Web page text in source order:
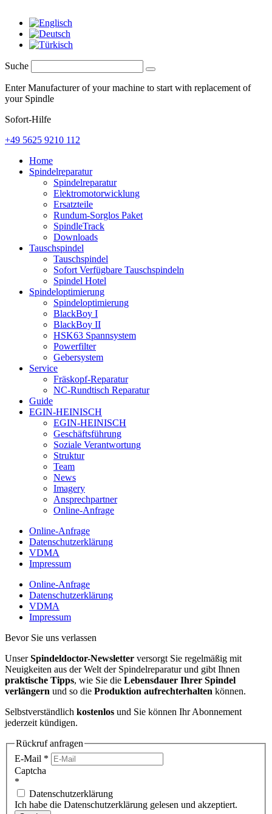
Suche
Enter Manufacturer of your machine to start with replacement of
your Spindle
Sofort-Hilfe
+49 5625 9210 112
Home
Spindelreparatur
Spindelreparatur
Elektromotorwicklung
Ersatzteile
Rundum-Sorglos Paket
SpindleTrack
Downloads
Tauschspindel
Tauschspindel
Sofort Verfügbare Tauschspindeln
Spindel Hotel
Spindeloptimierung
Spindeloptimierung
BlackBoy I
BlackBoy II
HSK63 Spannsystem
Powerfilter
Gebersystem
Service
Fräskopf-Reparatur
NC-Rundtisch Reparatur
Guide
EGIN-HEINISCH
EGIN-HEINISCH
Geschäftsführung
Soziale Verantwortung
Struktur
Team
News
Imagery
Ansprechpartner
Online-Anfrage
Online-Anfrage
Datenschutzerklärung
VDMA
Impressum
Online-Anfrage
Datenschutzerklärung
VDMA
Impressum
Bevor Sie uns verlassen
UnserSpindeldoctor-Newsletter versorgt Sie regelmäßig mit
Neuigkeiten aus der Welt der Spindelreparatur und gibt Ihnen
praktische Tipps, wie Sie die Lebensdauer Ihrer Spindel
verlängern und so die Produktion aufrechterhalten können.
Selbstverständlich kostenlos und Sie können Ihr Abonnement
jederzeit kündigen.
Rückruf anfragen
E-Mail *
Captcha
*
Datenschutzerklärung
Ich habe die Datenschutzerklärung gelesen und akzeptiert.